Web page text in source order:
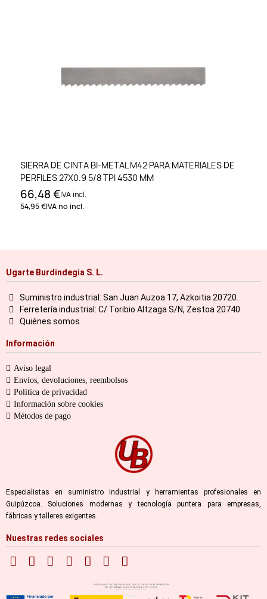
SIERRA DE CINTA BI-METAL M42 PARA MATERIALES DE
PERFILES 27X0.9 5/8 TPI 4530 MM
66,48 €IVA incl.
54,95 €IVA no incl.
Ugarte Burdindegia S. L.
Suministro industrial: San Juan Auzoa 17, Azkoitia 20720.
Ferretería industrial: C/ Toribio Altzaga S/N, Zestoa 20740.
Quiénes somos
Información
Aviso legal
Envíos, devoluciones, reembolsos
Política de privacidad
Información sobre cookies
Métodos de pago
Especialistas en suministro industrial y herramientas profesionales en
Guipúzcoa. Soluciones modernas y tecnología puntera para empresas,
fábricas y talleres exigentes.
Nuestras redes sociales